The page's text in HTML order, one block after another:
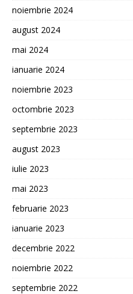
noiembrie 2024
august 2024
mai 2024
ianuarie 2024
noiembrie 2023
octombrie 2023
septembrie 2023
august 2023
iulie 2023
mai 2023
februarie 2023
ianuarie 2023
decembrie 2022
noiembrie 2022
septembrie 2022